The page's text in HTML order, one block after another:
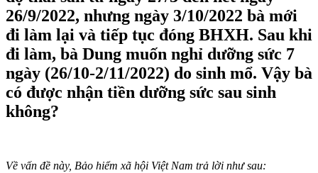
26/9/2022, nhưng ngày 3/10/2022 bà mới
đi làm lại và tiếp tục đóng BHXH. Sau khi
đi làm, bà Dung muốn nghỉ dưỡng sức 7
ngày (26/10-2/11/2022) do sinh mổ. Vậy bà
có được nhận tiền dưỡng sức sau sinh
không?
Về vấn đề này, Bảo hiểm xã hội Việt Nam trả lời như sau: